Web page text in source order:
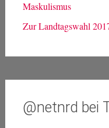
Neueste
EU-
Hacker tragen keine
Hackerangriff